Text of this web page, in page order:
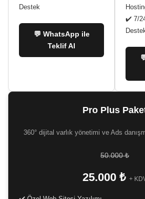
Destek
💬 WhatsApp ile
Teklif Al
✔️ 7/
Pro Plus
360° dijital varlık yönetimi ve Ads
50.000 ₺
25.000 ₺ +